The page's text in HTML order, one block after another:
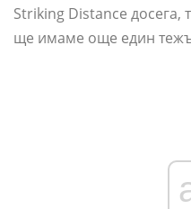
Striking Distance досега,
ще имаме още един